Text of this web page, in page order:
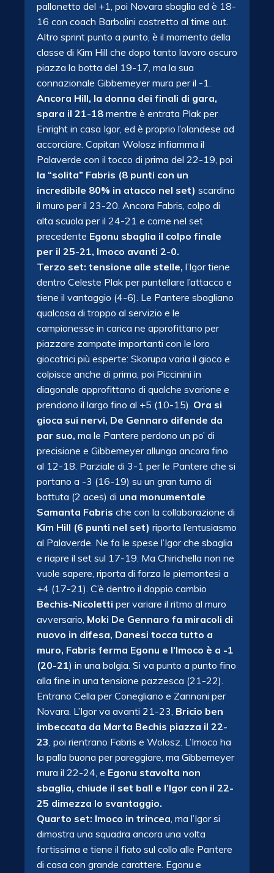
pallonetto del +1, poi Novara sbaglia ed è 18-
16 con coach Barbolini costretto al time out.
Altro sprint punto a punto, è il momento della
classe di Kim Hill che dopo tanto lavoro oscuro
piazza la botta del 19-17, ma la sua
connazionale Gibbemeyer mura per il -1.
Ancora Hill, la donna dei finali di gara,
spara il 21-18 mentre è entrata Plak per
Enright in casa Igor, ed è proprio l’olandese ad
accorciare. Capitan Wolosz infiamma il
Palaverde con il tocco di prima del 22-19, poi
la “solita” Fabris (8 punti con un
incredibile 80% in atacco nel set) scardina
il muro per il 23-20. Ancora Fabris, colpo di
alta scuola per il 24-21 e come nel set
precedente Egonu sbaglia il colpo finale
per il 25-21, Imoco avanti 2-0.
Terzo set: tensione alle stelle, l’Igor tiene
dentro Celeste Plak per puntellare l’attacco e
tiene il vantaggio (4-6). Le Pantere sbagliano
qualcosa di troppo al servizio e le
campionesse in carica ne approfittano per
piazzare zampate importanti con le loro
giocatrici più esperte: Skorupa varia il gioco e
colpisce anche di prima, poi Piccinini in
diagonale approfittano di qualche svarione e
prendono il largo fino al +5 (10-15). Ora si
gioca sui nervi, De Gennaro difende da
par suo, ma le Pantere perdono un po’ di
precisione e Gibbemeyer allunga ancora fino
al 12-18. Parziale di 3-1 per le Pantere che si
portano a -3 (16-19) su un gran turno di
battuta (2 aces) di una monumentale
Samanta Fabris che con la collaborazione di
Kim Hill (6 punti nel set) riporta l’entusiasmo
al Palaverde. Ne fa le spese l’Igor che sbaglia
e riapre il set sul 17-19. Ma Chirichella non ne
vuole sapere, riporta di forza le piemontesi a
+4 (17-21). C’è dentro il doppio cambio
Bechis-Nicoletti per variare il ritmo al muro
avversario, Moki De Gennaro fa miracoli di
nuovo in difesa, Danesi tocca tutto a
muro, Fabris ferma Egonu e l’Imoco è a -1
(20-21) in una bolgia. Si va punto a punto fino
alla fine in una tensione pazzesca (21-22).
Entrano Cella per Conegliano e Zannoni per
Novara. L’Igor va avanti 21-23, Bricio ben
imbeccata da Marta Bechis piazza il 22-
23, poi rientrano Fabris e Wolosz. L’Imoco ha
la palla buona per pareggiare, ma Gibbemeyer
mura il 22-24, e Egonu stavolta non
sbaglia, chiude il set ball e l’Igor con il 22-
25 dimezza lo svantaggio.
Quarto set: Imoco in trincea, ma l’Igor si
dimostra una squadra ancora una volta
fortissima e tiene il fiato sul collo alle Pantere
di casa con grande carattere. Egonu e